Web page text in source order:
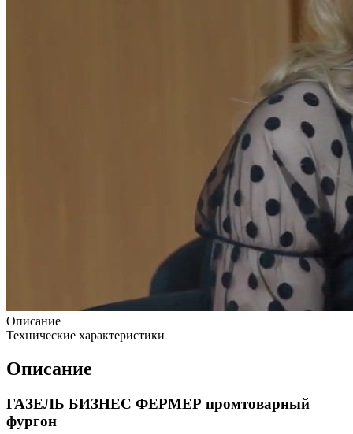
Описание
Технические характеристики
Описание
ГАЗЕЛЬ БИЗНЕС ФЕРМЕР промтоварный
фургон